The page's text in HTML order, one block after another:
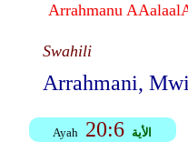
Arrahmanu
Swahili
Arrahmani,
Ayah 20:6 الأية